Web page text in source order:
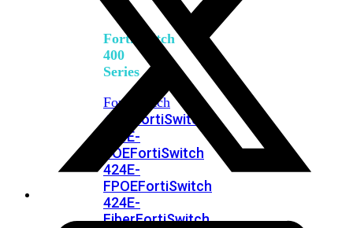
FortiSwitch
400
Series
FortiSwitch
424E
FortiSwitch
424E-
POEFortiSwitch
424E-
FPOEFortiSwitch
424E-
FiberFortiSwitch